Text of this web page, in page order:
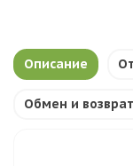
Описание
Обмен и возврат